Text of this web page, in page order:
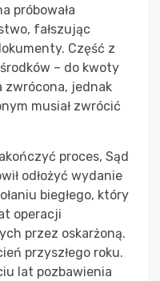
próbowała
fałszując
Część z
– do kwoty
zwrócona, jednak
musiał zwrócić
proces, Sąd
odłożyć wydanie
biegłego, który
operacji
przez oskarżoną.
przyszłego roku.
lat pozbawienia